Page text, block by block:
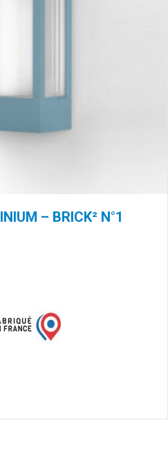
– BRICK² N°1